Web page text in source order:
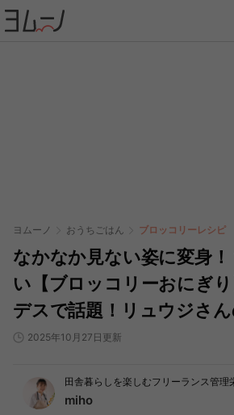
ヨムーノ おうちごはん ブロッコリーレシピ
なかなか見ない姿に変身
い【ブロッコリーおにぎ
デスで話題！リュウジさ
2025年10月27日更新
田舎暮らしを楽しむフリーランス管理
miho